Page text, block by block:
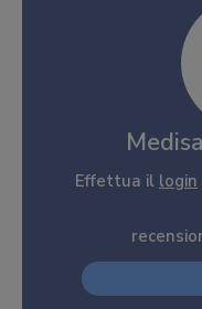
Effettua il login